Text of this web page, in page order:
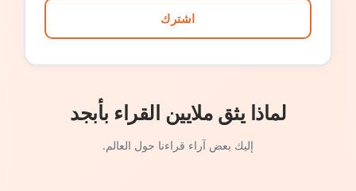
اشترك
لماذا يثق ملايين القراء بأبجد
إليك بعض آراء قراءنا حول العالم.